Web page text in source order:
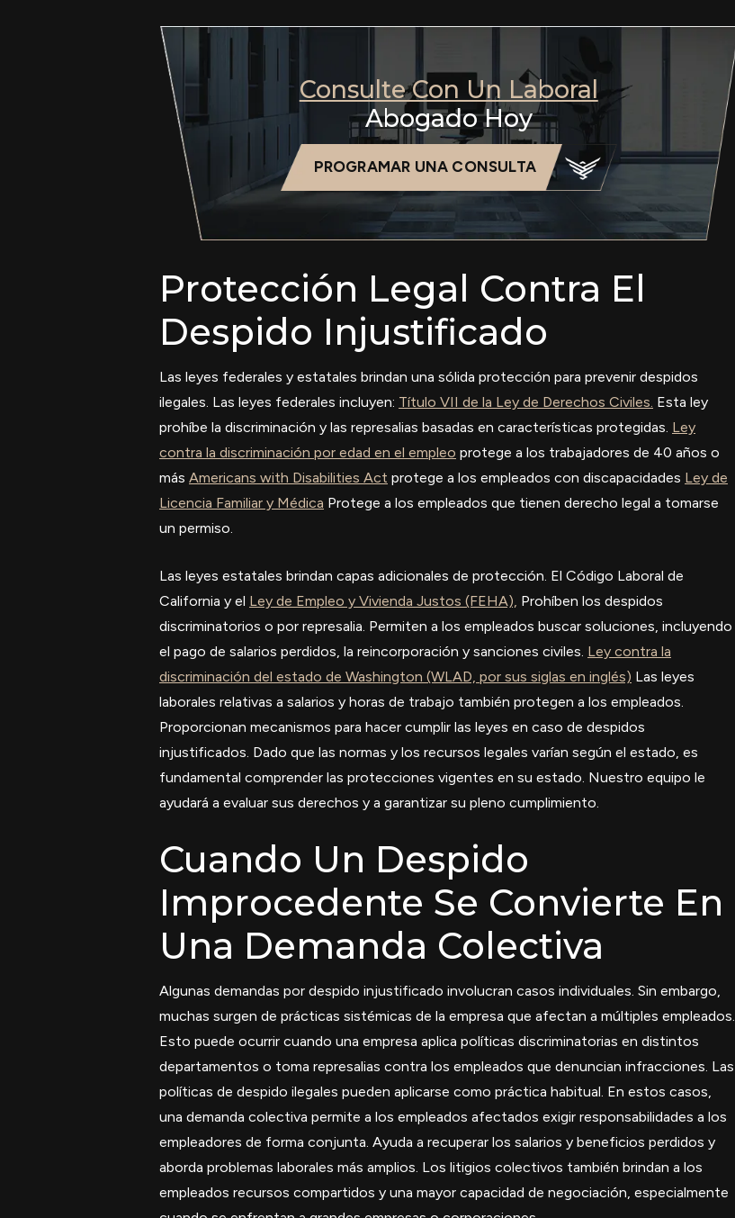
Consulte Con Un Laboral
Abogado Hoy
PROGRAMAR UNA CONSULTA
Protección Legal Contra El
Despido Injustificado
Las leyes federales y estatales brindan una sólida protección para prevenir despidos
ilegales. Las leyes federales incluyen: Título VII de la Ley de Derechos Civiles. Esta ley
prohíbe la discriminación y las represalias basadas en características protegidas. Ley
contra la discriminación por edad en el empleo protege a los trabajadores de 40 años o
más Americans with Disabilities Act protege a los empleados con discapacidades Ley de
Licencia Familiar y Médica Protege a los empleados que tienen derecho legal a tomarse
un permiso.
Las leyes estatales brindan capas adicionales de protección. El Código Laboral de
California y el Ley de Empleo y Vivienda Justos (FEHA), Prohíben los despidos
discriminatorios o por represalia. Permiten a los empleados buscar soluciones, incluyendo
el pago de salarios perdidos, la reincorporación y sanciones civiles. Ley contra la
discriminación del estado de Washington (WLAD, por sus siglas en inglés) Las leyes
laborales relativas a salarios y horas de trabajo también protegen a los empleados.
Proporcionan mecanismos para hacer cumplir las leyes en caso de despidos
injustificados. Dado que las normas y los recursos legales varían según el estado, es
fundamental comprender las protecciones vigentes en su estado. Nuestro equipo le
ayudará a evaluar sus derechos y a garantizar su pleno cumplimiento.
Cuando Un Despido
Improcedente Se Convierte En
Una Demanda Colectiva
Algunas demandas por despido injustificado involucran casos individuales. Sin embargo,
muchas surgen de prácticas sistémicas de la empresa que afectan a múltiples empleados.
Esto puede ocurrir cuando una empresa aplica políticas discriminatorias en distintos
departamentos o toma represalias contra los empleados que denuncian infracciones. Las
políticas de despido ilegales pueden aplicarse como práctica habitual. En estos casos,
una demanda colectiva permite a los empleados afectados exigir responsabilidades a los
empleadores de forma conjunta. Ayuda a recuperar los salarios y beneficios perdidos y
aborda problemas laborales más amplios. Los litigios colectivos también brindan a los
empleados recursos compartidos y una mayor capacidad de negociación, especialmente